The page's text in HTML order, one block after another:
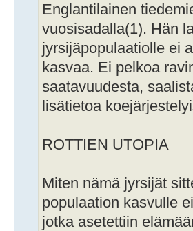
Englantilainen
vuosisadalla(1). Hän
jyrsijäpopulaatiolle ei
kasvaa. Ei pelkoa
saatavuudesta,
lisätietoa
ROTTIEN UTOPIA
Miten nämä jyrsijät
populaation kasvulle
jotka asetettiin